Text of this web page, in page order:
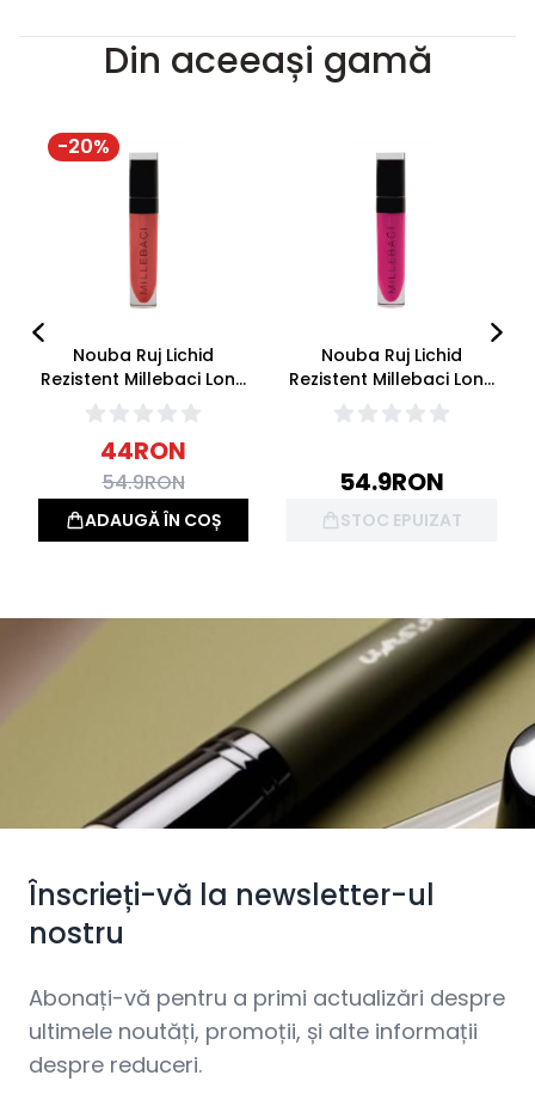
Din aceeași gamă
-20%
Nouba Ruj Lichid
Rezistent Millebaci Long
Lasting Lip Cream 13
6ml
44RON
54.9RON
ADAUGĂ ÎN COȘ
Nouba Ruj Lichid
Rezistent Millebaci Long
Lasting Lip Cream 15
6ml
54.9RON
STOC EPUIZAT
Înscrieți-vă la newsletter-ul
nostru
Abonați-vă pentru a primi actualizări despre
ultimele noutăți, promoții, și alte informații
despre reduceri.